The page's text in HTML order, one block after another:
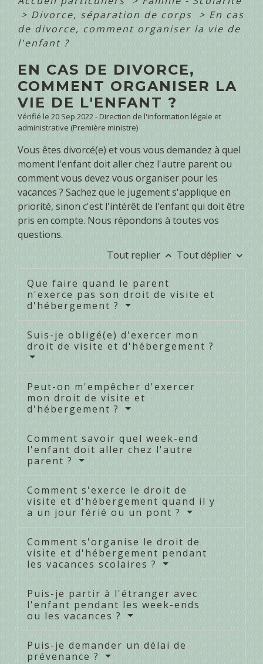
> Divorce, séparation de corps > En cas
de divorce, comment organiser la vie de
l'enfant ?
EN CAS DE DIVORCE,
COMMENT ORGANISER LA
VIE DE L'ENFANT ?
Vérifié le 20 Sep 2022 - Direction de l'information légale et
administrative (Première ministre)
Vous êtes divorcé(e) et vous vous demandez à quel
moment l'enfant doit aller chez l'autre parent ou
comment vous devez vous organiser pour les
vacances ? Sachez que le jugement s'applique en
priorité, sinon c'est l'intérêt de l'enfant qui doit être
pris en compte. Nous répondons à toutes vos
questions.
Tout replier keyboard_arrow_up Tout déplier keyboard_arrow_down
Que faire quand le parent
n'exerce pas son droit de visite et
d'hébergement ?
Suis-je obligé(e) d'exercer mon
droit de visite et d'hébergement ?
Peut-on m'empêcher d'exercer
mon droit de visite et
d'hébergement ?
Comment savoir quel week-end
l'enfant doit aller chez l'autre
parent ?
Comment s'exerce le droit de
visite et d'hébergement quand il y
a un jour férié ou un pont ?
Comment s'organise le droit de
visite et d'hébergement pendant
les vacances scolaires ?
Puis-je partir à l'étranger avec
l'enfant pendant les week-ends
ou les vacances ?
Puis-je demander un délai de
prévenance ?